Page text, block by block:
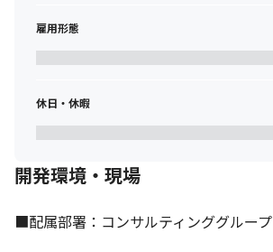
雇用形態
休日・休暇
開発環境・現場
■配属部署：コンサルティンググループ